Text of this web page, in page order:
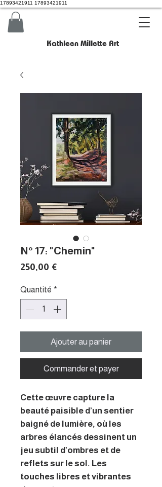
17893421911 17893421911
Kathleen Millette Art
N° 17: "Chemin"
250,00 €
Quantité *
Ajouter au panier
Commander et payer
Cette œuvre capture la
beauté paisible d’un sentier
baigné de lumière, où les
arbres élancés dessinent un
jeu subtil d’ombres et de
reflets sur le sol. Les
touches libres et vibrantes